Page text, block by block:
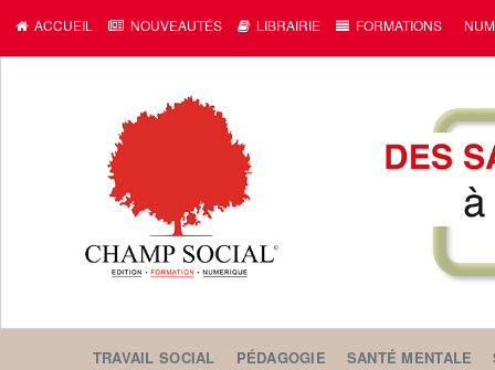
ACCUEIL NOUVEAUTÉS LIBRAIRIE FORMATIONS
TRAVAIL SOCIAL PÉDAGOGIE SANTÉ MENTALE